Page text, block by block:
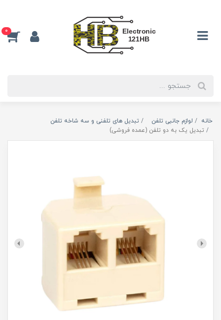
0
خانه لوازم جانبی تلفن
تبدیل های تلفنی و سه شاخه تلفن
تبدیل یک به دو تلفن (عمده فروشی)